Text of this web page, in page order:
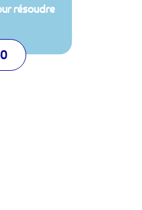
résoudre